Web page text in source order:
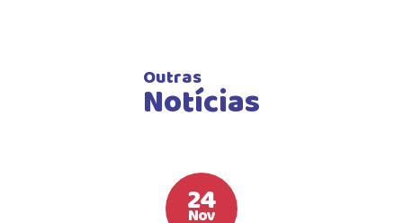
Outras
Notícias
24
Nov